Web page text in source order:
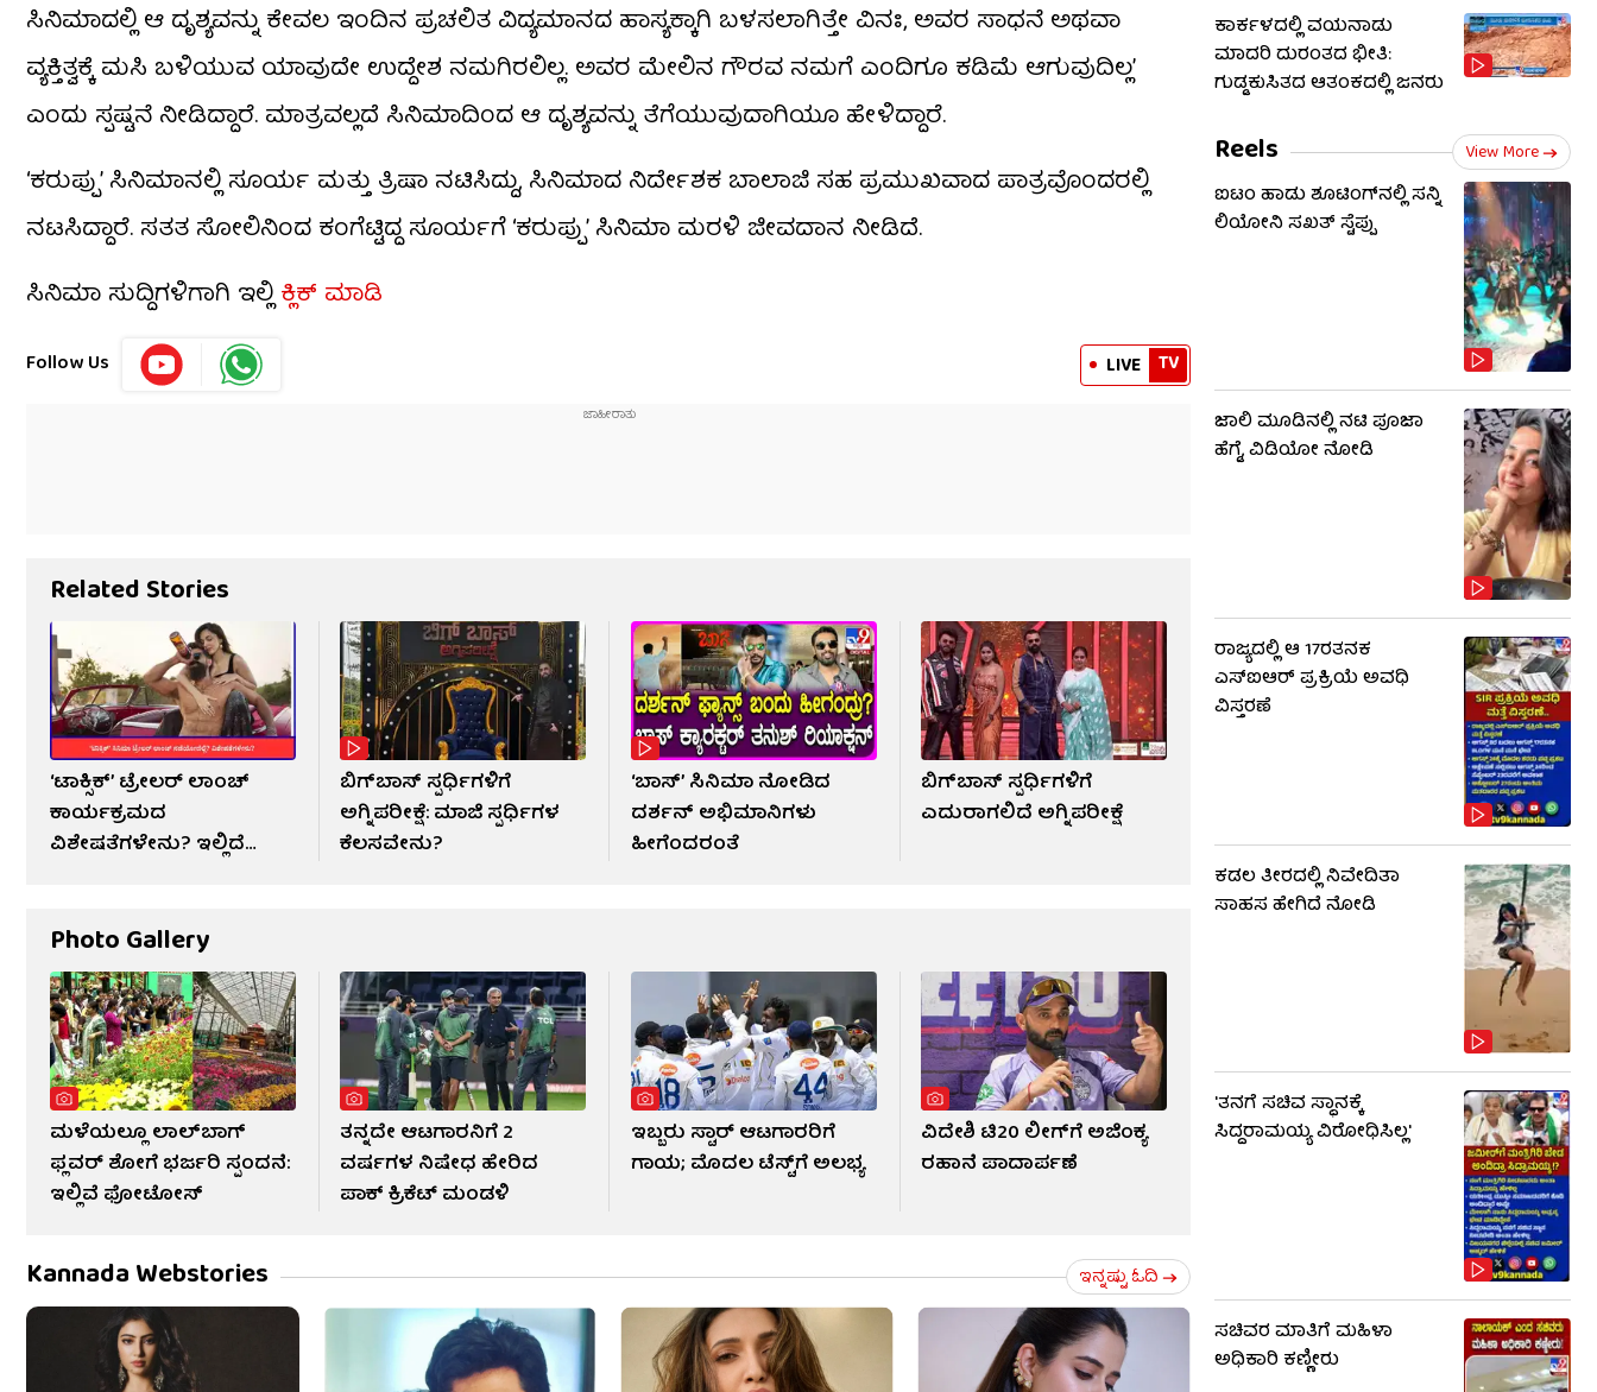
ಸಿನಿಮಾದಲ್ಲಿ ಆ ದೃಶ್ಯವನ್ನು ಕೇವಲ ಇಂದಿನ ಪ್ರಚಲಿತ ವಿದ್ಯಮಾನದ ಹಾಸ್ಯಕ್ಕಾಗಿ ಬಳಸಲಾಗಿತ್ತೇ ವಿನಃ, ಅವರ ಸಾಧನೆ ಅಥವಾ
ವ್ಯಕ್ತಿತ್ವಕ್ಕೆ ಮಸಿ ಬಳಿಯುವ ಯಾವುದೇ ಉದ್ದೇಶ ನಮಗಿರಲಿಲ್ಲ. ಅವರ ಮೇಲಿನ ಗೌರವ ನಮಗೆ ಎಂದಿಗೂ ಕಡಿಮೆ ಆಗುವುದಿಲ್ಲ’
ಎಂದು ಸ್ಪಷ್ಟನೆ ನೀಡಿದ್ದಾರೆ. ಮಾತ್ರವಲ್ಲದೆ ಸಿನಿಮಾದಿಂದ ಆ ದೃಶ್ಯವನ್ನು ತೆಗೆಯುವುದಾಗಿಯೂ ಹೇಳಿದ್ದಾರೆ.
‘ಕರುಪ್ಪು’ ಸಿನಿಮಾನಲ್ಲಿ ಸೂರ್ಯ ಮತ್ತು ತ್ರಿಷಾ ನಟಿಸಿದ್ದು, ಸಿನಿಮಾದ ನಿರ್ದೇಶಕ ಬಾಲಾಜಿ ಸಹ ಪ್ರಮುಖವಾದ ಪಾತ್ರವೊಂದರಲ್ಲಿ
ನಟಸಿದ್ದಾರೆ. ಸತತ ಸೋಲಿನಿಂದ ಕಂಗೆಟ್ಟಿದ್ದ ಸೂರ್ಯಗೆ ‘ಕರುಪ್ಪು’ ಸಿನಿಮಾ ಮರಳಿ ಜೀವದಾನ ನೀಡಿದೆ.
ಸಿನಿಮಾ ಸುದ್ದಿಗಳಿಗಾಗಿ ಇಲ್ಲಿಕ್ಲಿಕ್ ಮಾಡಿ
Follow Us LIVE TV
Related Stories
‘ಟಾಕ್ಸಿಕ್’ ಟ್ರೇಲರ್ ಲಾಂಚ್
ಕಾರ್ಯಕ್ರಮದ
ವಿಶೇಷತೆಗಳೇನು? ಇಲ್ಲಿದೆ
ಬಿಗ್​​ಬಾಸ್​ ಸ್ಪರ್ಧಿಗಳಿಗೆ
ಅಗ್ನಿಪರೀಕ್ಷೆ: ಮಾಜಿ ​​ಸ್ಪರ್ಧಿಗಳ
ಕೆಲಸವೇನು?
‘ಬಾಸ್’ ಸಿನಿಮಾ ನೋಡಿದ
ದರ್ಶನ್ ಅಭಿಮಾನಿಗಳು
ಹೀಗೆಂದರಂತೆ
ಬಿಗ್​​ಬಾಸ್ ಸ್ಪರ್ಧಿಗಳಿಗೆ
ಎದುರಾಗಲಿದೆ ಅಗ್ನಿಪರೀಕ್ಷೆ
Photo Gallery
ಮಳೆಯಲ್ಲೂ ಲಾಲ್‌ಬಾಗ್
ಫ್ಲವರ್ ಶೋಗೆ ಭರ್ಜರಿ ಸ್ಪಂದನೆ:
ಇಲ್ಲಿವೆ ಫೋಟೋಸ್​
ತನ್ನದೇ ಆಟಗಾರನಿಗೆ 2
ವರ್ಷಗಳ ನಿಷೇಧ ಹೇರಿದ
ಪಾಕ್ ಕ್ರಿಕೆಟ್ ಮಂಡಳಿ
ಇಬ್ಬರು ಸ್ಟಾರ್ ಆಟಗಾರರಿಗೆ
ಗಾಯ; ಮೊದಲ ಟೆಸ್ಟ್​ಗೆ ಅಲಭ್ಯ
ವಿದೇಶಿ ಟಿ20 ಲೀಗ್​ಗೆ ಅಜಿಂಕ್ಯ
ರಹಾನೆ ಪಾದಾರ್ಪಣೆ
Kannada Webstories ಇನ್ನಷ್ಟು ಓದಿ
ಕಾರ್ಕಳದಲ್ಲಿ ವಯನಾಡು
ಮಾದರಿ ದುರಂತದ ಭೀತಿ:
ಗುಡ್ಡಕುಸಿತದ ಆತಂಕದಲ್ಲಿ ಜನರು
Reels View More
ಐಟಂ ಹಾಡು ಶೂಟಿಂಗ್​​ನಲ್ಲಿ ಸನ್ನಿ
ಲಿಯೋನಿ ಸಖತ್ ಸ್ಟೆಪ್ಪು
ಜಾಲಿ ಮೂಡಿನಲ್ಲಿ ನಟಿ ಪೂಜಾ
ಹೆಗ್ಡೆ, ವಿಡಿಯೋ ನೋಡಿ
ರಾಜ್ಯದಲ್ಲಿ ಆ 17ರತನಕ
ಎಸ್‌ಐಆರ್ ಪ್ರಕ್ರಿಯೆ ಅವಧಿ
ವಿಸ್ತರಣೆ
ಕಡಲ ತೀರದಲ್ಲಿ ನಿವೇದಿತಾ
ಸಾಹಸ ಹೇಗಿದೆ ನೋಡಿ
'ತನಗೆ ಸಚಿವ ಸ್ಥಾನಕ್ಕೆ
ಸಿದ್ದರಾಮಯ್ಯ ವಿರೋಧಿಸಿಲ್ಲ'
ಸಚಿವರ ಮಾತಿಗೆ ಮಹಿಳಾ
ಅಧಿಕಾರಿ ಕಣ್ಣೀರು